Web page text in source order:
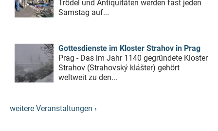
Trödel und Antiquitäten werden fast jeden
Samstag auf...
Gottesdienste im Kloster Strahov in Prag
Prag - Das im Jahr 1140 gegründete Kloster
Strahov (Strahovský klášter) gehört
weltweit zu den...
weitere Veranstaltungen ›